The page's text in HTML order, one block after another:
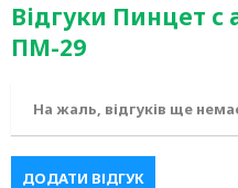
Відгуки Пинцет
ПМ-29
На жаль, відгуків ще
ДОДАТИ ВІДГУК